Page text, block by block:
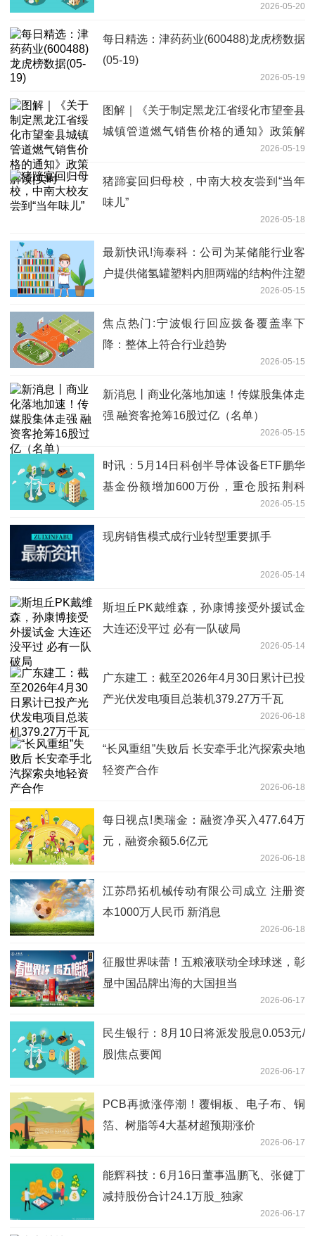
2026-05-20
每日精选：津药药业(600488)龙虎榜数据
(05-19)
2026-05-19
图解｜《关于制定黑龙江省绥化市望奎县
城镇管道燃气销售价格的通知》政策解
2026-05-19
猪蹄宴回归母校，中南大校友尝到“当年
味儿”
2026-05-18
最新快讯!海泰科：公司为某储能行业客
户提供储氢罐塑料内胆两端的结构件注塑
模具和不锈钢嵌件，相关订单已交付2026-05-15
焦点热门:宁波银行回应拨备覆盖率下
降：整体上符合行业趋势
2026-05-15
新消息丨商业化落地加速！传媒股集体走
强 融资客抢筹16股过亿（名单）
2026-05-15
时讯：5月14日科创半导体设备ETF鹏华
基金份额增加600万份，重仓股拓荆科
2026-05-15
现房销售模式成行业转型重要抓手
2026-05-14
斯坦丘PK戴维森，孙康博接受外援试金
大连还没平过 必有一队破局
2026-05-14
广东建工：截至2026年4月30日累计已投
产光伏发电项目总装机379.27万千瓦
2026-06-18
“长风重组”失败后 长安牵手北汽探索央地
轻资产合作
2026-06-18
每日视点!奥瑞金：融资净买入477.64万
元，融资余额5.6亿元
2026-06-18
江苏昂拓机械传动有限公司成立 注册资
本1000万人民币 新消息
2026-06-18
征服世界味蕾！五粮液联动全球球迷，彰
显中国品牌出海的大国担当
2026-06-17
民生银行：8月10日将派发股息0.053元/
股|焦点要闻
2026-06-17
PCB再掀涨停潮！覆铜板、电子布、铜
箔、树脂等4大基材超预期涨价
2026-06-17
能辉科技：6月16日董事温鹏飞、张健丁
减持股份合计24.1万股_独家
2026-06-17